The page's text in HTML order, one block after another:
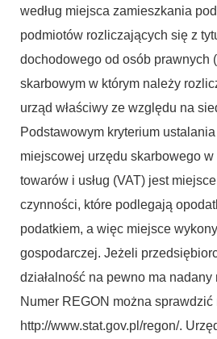
według miejsca zamieszkania
podmiotów rozliczających się z
dochodowego od osób prawnych
skarbowym w którym należy
urząd właściwy ze względu na
Podstawowym kryterium
miejscowej urzędu skarbowego
towarów i usług (VAT) jest
czynności, które podlegają
podatkiem, a więc miejsce
gospodarczej. Jeżeli
działalność na pewno ma nadany
Numer REGON można sprawdzić
http://www.stat.gov.pl/regon/.